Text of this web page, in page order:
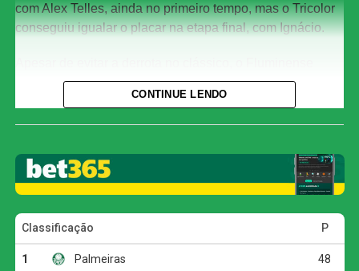
com Alex Telles, ainda no primeiro tempo, mas o Tricolor
conseguiu igualar o placar na etapa final, com Ignácio.
chegou ao sexto jogo consecutivo sem vencer no
Brasileirão. Considerando também as demais
Com o empate, o Fluminense alcançou 35 pontos e
permanece na quarta colocação, mas corre o risco de
deixar o G4 ao fim da rodada. O Bahia, que soma 32
pontos, pode ultrapassar o Tricolor caso vença o Vasco
por pelo menos dois gols de diferença.
CONTINUE LENDO